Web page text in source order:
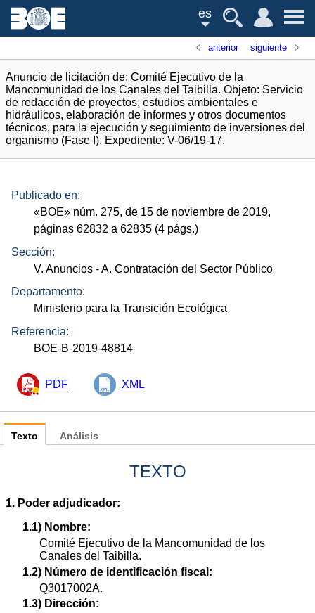
es
anterior siguiente
Anuncio de licitación de: Comité Ejecutivo de la
Mancomunidad de los Canales del Taibilla. Objeto: Servicio
de redacción de proyectos, estudios ambientales e
hidráulicos, elaboración de informes y otros documentos
técnicos, para la ejecución y seguimiento de inversiones del
organismo (Fase I). Expediente: V-06/19-17.
Publicado en:
«BOE» núm. 275, de 15 de noviembre de 2019,
páginas 62832 a 62835 (4 págs.)
Sección:
V. Anuncios - A. Contratación del Sector Público
Departamento:
Ministerio para la Transición Ecológica
Referencia:
BOE-B-2019-48814
PDF XML
Texto
TEXTO
1. Poder adjudicador:
1.1) Nombre:
Comité Ejecutivo de la Mancomunidad de los
Canales del Taibilla.
1.2) Número de identificación fiscal:
Q3017002A.
1.3) Dirección:
Análisis